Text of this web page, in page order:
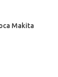
Makita